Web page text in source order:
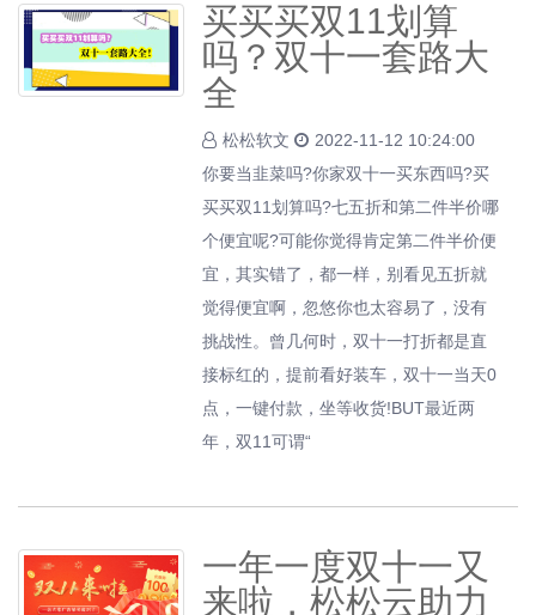
买买买双11划算
吗？双十一套路大
全
松松软文
2022-11-12 10:24:00
你要当韭菜吗?你家双十一买东西吗?买
买买双11划算吗?七五折和第二件半价哪
个便宜呢?可能你觉得肯定第二件半价便
宜，其实错了，都一样，别看见五折就
觉得便宜啊，忽悠你也太容易了，没有
挑战性。曾几何时，双十一打折都是直
接标红的，提前看好装车，双十一当天0
点，一键付款，坐等收货!BUT最近两
年，双11可谓“
一年一度双十一又
来啦，松松云助力